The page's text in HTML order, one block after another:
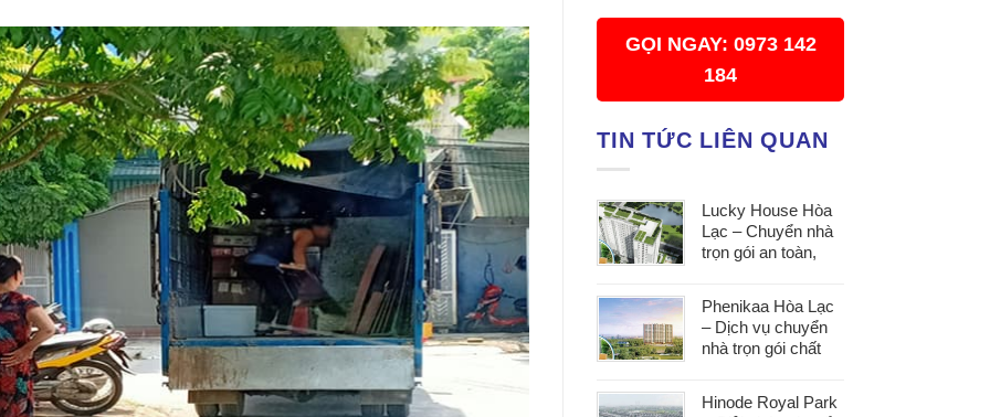
GỌI NGAY: 0973 142
184
TIN TỨC LIÊN QUAN
Lucky House Hòa
Lạc – Chuyển nhà
trọn gói an toàn,
Phenikaa Hòa Lạc
– Dịch vụ chuyển
nhà trọn gói chất
Hinode Royal Park